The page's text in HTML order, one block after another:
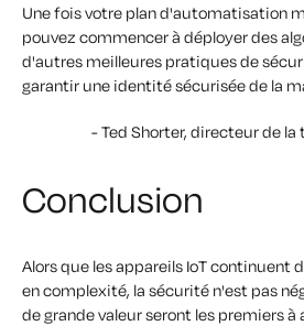
Une fois votre plan d'automatisation
pouvez commencer à déployer des
d'autres meilleures pratiques de
garantir une identité sécurisée de la
- Ted Shorter, directeur de
Conclusion
Alors que les appareils IoT continuent
en complexité, la sécurité n'est pas
de grande valeur seront les premiers à